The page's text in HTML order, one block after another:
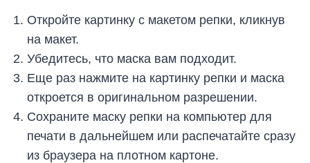
Откройте картинку с макетом репки, кликнув
на макет.
Убедитесь, что маска вам подходит.
Еще раз нажмите на картинку репки и маска
откроется в оригинальном разрешении.
Сохраните маску репки на компьютер для
печати в дальнейшем или распечатайте сразу
из браузера на плотном картоне.